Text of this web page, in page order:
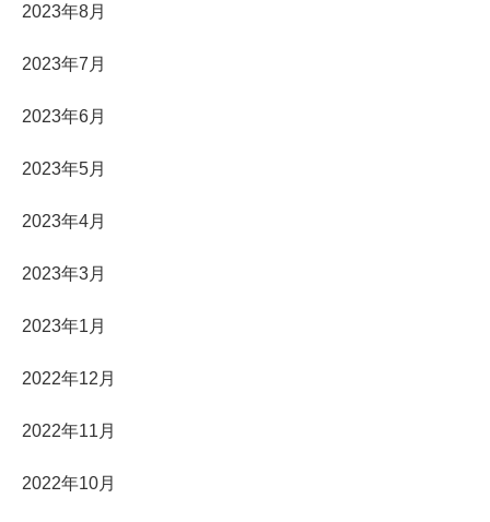
2023年8月
2023年7月
2023年6月
2023年5月
2023年4月
2023年3月
2023年1月
2022年12月
2022年11月
2022年10月